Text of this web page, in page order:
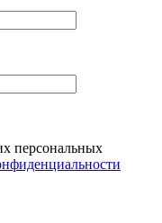
персональных